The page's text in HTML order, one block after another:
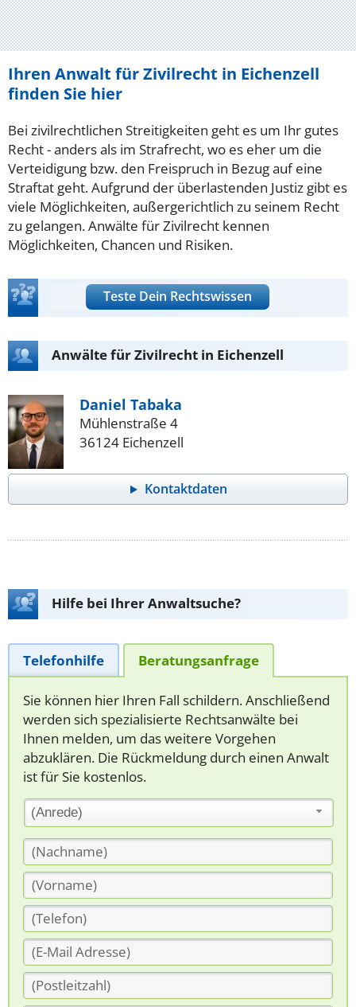
Ihren Anwalt für Zivilrecht in Eichenzell
finden Sie hier
Bei zivilrechtlichen Streitigkeiten geht es um Ihr gutes
Recht - anders als im Strafrecht, wo es eher um die
Verteidigung bzw. den Freispruch in Bezug auf eine
Straftat geht. Aufgrund der überlastenden Justiz gibt es
viele Möglichkeiten, außergerichtlich zu seinem Recht
zu gelangen. Anwälte für Zivilrecht kennen
Möglichkeiten, Chancen und Risiken.
Teste Dein Rechtswissen
Anwälte für Zivilrecht in Eichenzell
Daniel Tabaka
Mühlenstraße 4
36124 Eichenzell
Kontaktdaten
Hilfe bei Ihrer Anwaltsuche?
Telefonhilfe Beratungsanfrage
Sie können hier Ihren Fall schildern. Anschließend
werden sich spezialisierte Rechtsanwälte bei
Ihnen melden, um das weitere Vorgehen
abzuklären. Die Rückmeldung durch einen Anwalt
ist für Sie kostenlos.
(Anrede)